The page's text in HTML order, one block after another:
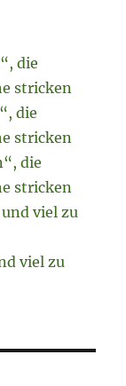
die
stricken
die
stricken
die
stricken
viel zu
viel zu